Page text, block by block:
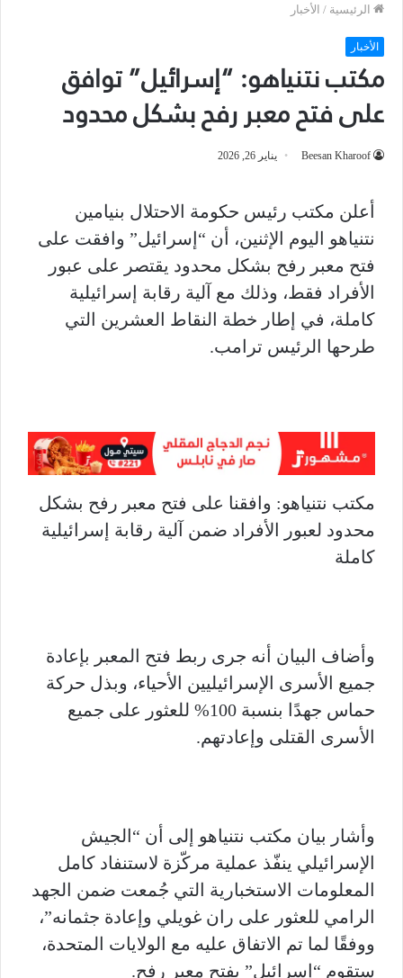
الرئيسية / الأخبار
الأخبار
مكتب نتنياهو: “إسرائيل” توافق
على فتح معبر رفح بشكل محدود
Beesan Kharoof يناير 26, 2026
أعلن مكتب رئيس حكومة الاحتلال بنيامين
نتنياهو اليوم الإثنين، أن “إسرائيل” وافقت على
فتح معبر رفح بشكل محدود يقتصر على عبور
الأفراد فقط، وذلك مع آلية رقابة إسرائيلية
كاملة، في إطار خطة النقاط العشرين التي
طرحها الرئيس ترامب.
مكتب نتنياهو: وافقنا على فتح معبر رفح بشكل
محدود لعبور الأفراد ضمن آلية رقابة إسرائيلية
كاملة
وأضاف البيان أنه جرى ربط فتح المعبر بإعادة
جميع الأسرى الإسرائيليين الأحياء، وبذل حركة
حماس جهدًا بنسبة 100% للعثور على جميع
الأسرى القتلى وإعادتهم.
وأشار بيان مكتب نتنياهو إلى أن “الجيش
الإسرائيلي ينفّذ عملية مركّزة لاستنفاد كامل
المعلومات الاستخبارية التي جُمعت ضمن الجهد
الرامي للعثور على ران غويلي وإعادة جثمانه”،
ووفقًا لما تم الاتفاق عليه مع الولايات المتحدة،
ستقوم “إسرائيل” بفتح معبر رفح.